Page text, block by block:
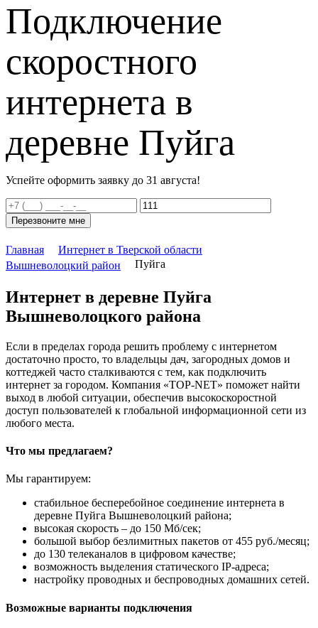
Подключение
скоростного
интернета в
деревне Пуйга
Успейте оформить заявку до 31 августа!
Перезвоните мне
Главная
Интернет в Тверской области
Вышневолоцкий район
Пуйга
Интернет в деревне Пуйга
Вышневолоцкого района
Если в пределах города решить проблему с интернетом
достаточно просто, то владельцы дач, загородных домов и
коттеджей часто сталкиваются с тем, как подключить
интернет за городом. Компания «TOP-NET» поможет найти
выход в любой ситуации, обеспечив высокоскоростной
доступ пользователей к глобальной информационной сети из
любого места.
Что мы предлагаем?
Мы гарантируем:
стабильное бесперебойное соединение интернета в
деревне Пуйга Вышневолоцкий района;
высокая скорость – до 150 Мб/сек;
большой выбор безлимитных пакетов от 455 руб./месяц;
до 130 телеканалов в цифровом качестве;
возможность выделения статического IP-адреса;
настройку проводных и беспроводных домашних сетей.
Возможные варианты подключения